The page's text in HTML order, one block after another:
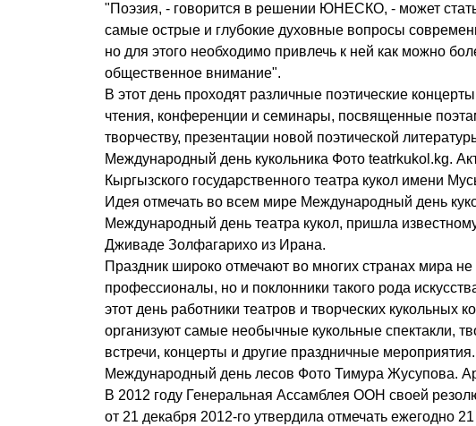
"Поэзия, - говорится в решении ЮНЕСКО, - может
самые острые и глубокие духовные вопросы
но для этого необходимо привлечь к ней как можно
общественное внимание".
В этот день проходят различные поэтические
чтения, конференции и семинары, посвященные
творчеству, презентации новой поэтической
Международный день кукольника Фото teatrkukol.kg.
Кыргызского государственного театра кукол имени
Идея отмечать во всем мире Международный день
Международный день театра кукол, пришла
Дживаде Золфагарихо из Ирана.
Праздник широко отмечают во многих странах мира не
профессионалы, но и поклонники такого рода
этот день работники театров и творческих кукольных
организуют самые необычные кукольные спектакли,
встречи, концерты и другие праздничные мероприятия.
Международный день лесов Фото Тимура Жусупова.
В 2012 году Генеральная Ассамблея ООН своей
от 21 декабря 2012-го утвердила отмечать ежегодно